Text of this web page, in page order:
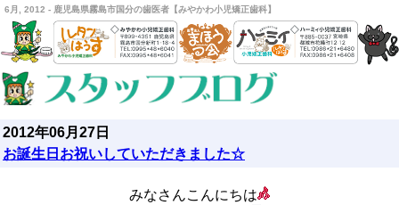
6月, 2012 - 鹿児島県霧島市国分の歯医者【みやかわ小児矯正歯科】
2012年06月27日
お誕生日お祝いしていただきました☆
みなさんこんにちは